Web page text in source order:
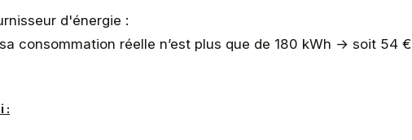
d'énergie :
consommation réelle n’est plus que de 180 kWh → soit 54 €
: